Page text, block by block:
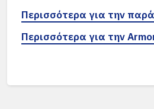
Περισσότερα για την
Περισσότερα για την